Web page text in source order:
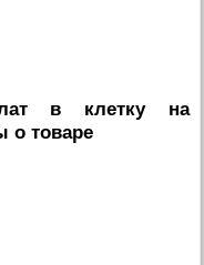
в клетку на
о товаре